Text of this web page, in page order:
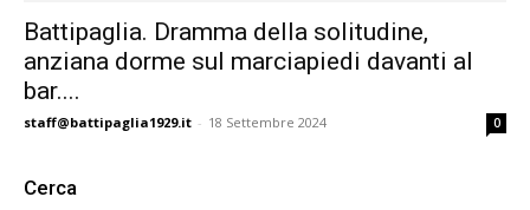
Battipaglia. Dramma della solitudine,
anziana dorme sul marciapiedi davanti al
bar....
staff@battipaglia1929.it - 18 Settembre 2024 0
Cerca